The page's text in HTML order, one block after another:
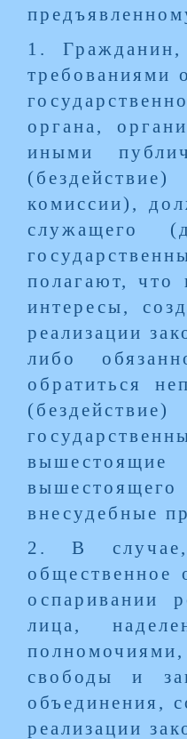
1.
требованиями
органа,
иными
комиссии),
служащего
полагают,
интересы,
реализации
либо
обратиться
вышестоящего
внесудебные
2. В случае,
общественное
оспаривании
лица,
свободы и
объединения,
реализации